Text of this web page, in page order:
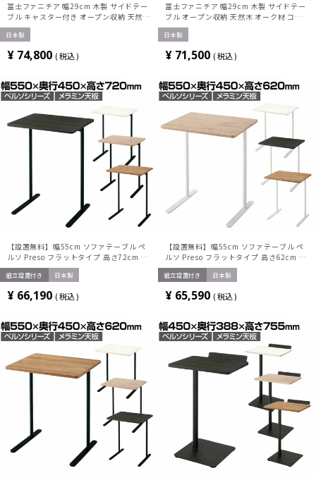
冨士ファニチア 幅29cm 木製 サイドテー
ブル キャスター付き オープン収納 天然木
オーク材 コの字 ナイトテーブル ミニテー
ブル リビング おしゃれ 完成品
日本製
¥ 74,800 税込
冨士ファニチア 幅29cm 木製 サイドテー
ブル オープン収納 天然木 オーク材 コの
字 ナイトテーブル ミニテーブル リビング
おしゃれ ナチュラル ブラウン 完成品
日本製
¥ 71,500 税込
【設置無料】幅55cm ソファテーブル ペ
ルソ Preso フラットタイプ 高さ72cm ブ
ラック脚 1人用テーブル メラミン天板 パ
ーソナルテーブル ソロワーク LT-
組立設置付き 日本製
¥ 66,190 税込
【設置無料】幅55cm ソファテーブル ペ
ルソ Preso フラットタイプ 高さ62cm 1
人用テーブル メラミン天板 パーソナルテ
ーブル ソロワーク LT-450FLSAAMWH コ
組立設置付き 日本製
¥ 65,590 税込